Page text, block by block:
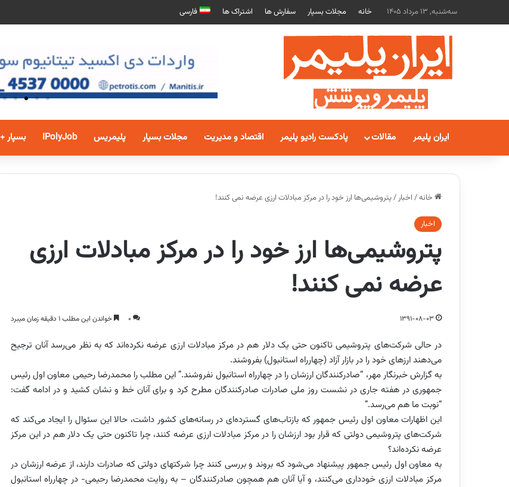
سه‌شنبه, 13 مرداد 1405 خانه مجلات بسپار سفارش ها اشتراک ها فارسی
ایران پلیمر مقالات پادکست رادیو پلیمر اقتصاد و مدیریت مجلات بسپار پلیمریس IPolyJob بسپار +
خانه/ اخبار/پتروشیمی‌ها ارز خود را در مرکز مبادلات ارزی عرضه نمی کنند!
اخبار
پتروشیمی‌ها ارز خود را در مرکز مبادلات ارزی
عرضه نمی کنند!
1391-08-03
0 خواندن این مطلب 1 دقیقه زمان میبرد
در حالی شرکت‌های پتروشیمی تاکنون حتی یک دلار هم در مرکز مبادلات ارزی عرضه نکرده‌اند که به نظر می‌رسد آنان ترجیح
می‌دهند ارزهای خود را در بازار آزاد (چهارراه استانبول) بفروشند.
به گزارش خبرنگار مهر، “صادرکنندگان ارزشان را در چهارراه استانبول نفروشند.” این مطلب را محمدرضا رحیمی معاون اول رئیس
جمهوری در هفته جاری در نشست روز ملی صادرات صادرکنندگان مطرح کرد و برای آنان خط و نشان کشید و در ادامه گفت:
“نوبت ما هم می‌رسد.”
این اظهارات معاون اول رئیس جمهور که بازتاب‌های گسترده‌ای در رسانه‌های کشور داشت، حالا این سئوال را ایجاد می‌کند که
شرکت‌های پتروشیمی دولتی که قرار بود ارزشان را در مرکز مبادلات ارزی عرضه کنند، چرا تاکنون حتی یک دلار هم در این مرکز
عرضه نکرده‌اند؟
به معاون اول رئیس جمهور پیشنهاد می‌شود که بروند و بررسی کنند چرا شرکتهای دولتی که صادرات دارند، از عرضه ارزشان در
مرکز مبادلات ارزی خودداری می‌کنند، و آیا آنان هم همچون صادرکنندگان – به روایت محمدرضا رحیمی- در چهارراه استانبول